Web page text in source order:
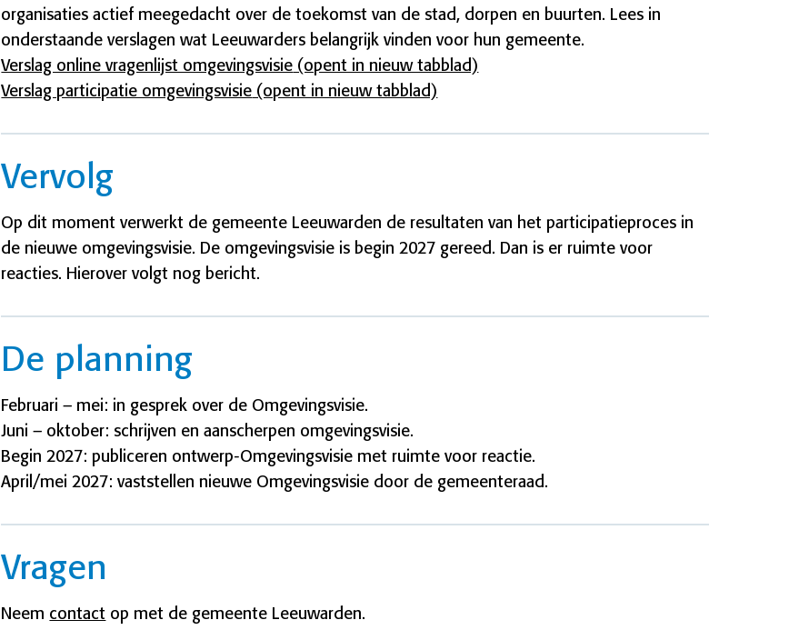
organisaties actief meegedacht over de toekomst van de stad, dorpen en buurten. Lees in
onderstaande verslagen wat Leeuwarders belangrijk vinden voor hun gemeente.
Verslag online vragenlijst omgevingsvisie (opent in nieuw tabblad)
Verslag participatie omgevingsvisie (opent in nieuw tabblad)
Vervolg
Op dit moment verwerkt de gemeente Leeuwarden de resultaten van het participatieproces in
de nieuwe omgevingsvisie. De omgevingsvisie is begin 2027 gereed. Dan is er ruimte voor
reacties. Hierover volgt nog bericht.
De planning
Februari – mei: in gesprek over de Omgevingsvisie.
Juni – oktober: schrijven en aanscherpen omgevingsvisie.
Begin 2027: publiceren ontwerp-Omgevingsvisie met ruimte voor reactie.
April/mei 2027: vaststellen nieuwe Omgevingsvisie door de gemeenteraad.
Vragen
Neem contact op met de gemeente Leeuwarden.